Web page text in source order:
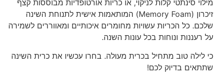
מילוי סינתטי קלות לניקוי, או כריות אורטופדיות מבוססות קצף
זיכרון (Memory Foam) המותאמות אישית לתנוחת השינה
שלכם. כל הכריות עשויות מחומרים איכותיים ומאווררים לשמירה
על רעננות ונוחות בכל עונות השנה.
כי לילה טוב מתחיל בכרית מעולה. בחרו עכשיו את כרית השינה
שתתאים בדיוק לכם!